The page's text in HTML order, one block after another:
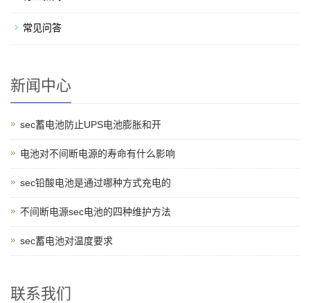
常见问答
新闻中心
sec蓄电池防止UPS电池膨胀和开
电池对不间断电源的寿命有什么影响
sec铅酸电池是通过哪种方式充电的
不间断电源sec电池的四种维护方法
sec蓄电池对温度要求
联系我们